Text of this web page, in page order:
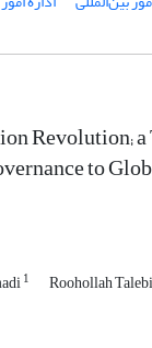
Revolution;
to
1 Roohollah